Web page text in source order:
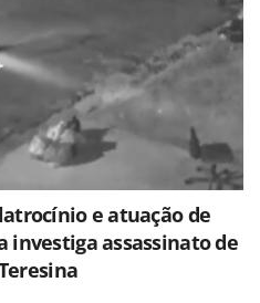
e atuação de
investiga assassinato de